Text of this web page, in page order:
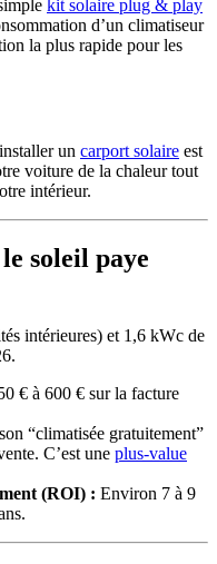
kit solaire plug & play
d’un climatiseur
la plus rapide pour les
un carport solaire est
voiture de la chaleur tout
intérieur.
soleil paye
intérieures) et 1,6 kWc de
€ à 600 € sur la facture
“climatisée gratuitement”
C’est une plus-value
(ROI) : Environ 7 à 9